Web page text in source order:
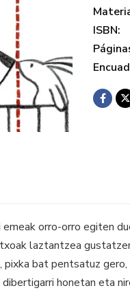
ISBN:
orro-orro egiten
laztantzea
pixka bat pentsatuz
honetan eta